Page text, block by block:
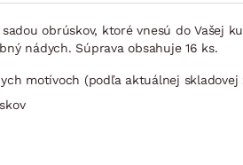
obrúskov, ktoré vnesú do Vašej
nádych. Súprava obsahuje 16 ks.
motívoch (podľa aktuálnej skladovej